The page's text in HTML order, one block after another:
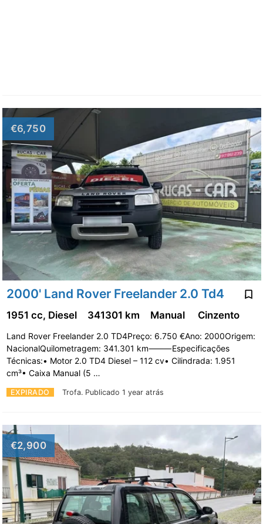
€6,750
2000' Land Rover Freelander 2.0 Td4
EXPIRADO Trofa. Publicado 1 year atrás
1951 cc, Diesel 341301 km Manual Cinzento
Land Rover Freelander 2.0 TD4Preço: 6.750 €Ano: 2000Origem:
NacionalQuilometragem: 341.301 km⸻Especificações
Técnicas:• Motor 2.0 TD4 Diesel – 112 cv• Cilindrada: 1.951
cm³• Caixa Manual (5 …
€2,900